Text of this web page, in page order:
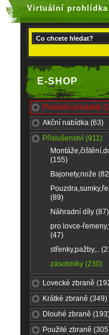
Virtuální
E-SHOP
Poslední produkty
Akční nabídka (63)
Příslušenství (911)
(155)
Bajonety,nože
(89)
Náhradní díly (87)
pro lovce-
(47)
střenky,pažby,..
zásobníky (230)
Lovecké zbraně
Krátké zbraně (349)
Dlouhé zbraně
Použité zbraně